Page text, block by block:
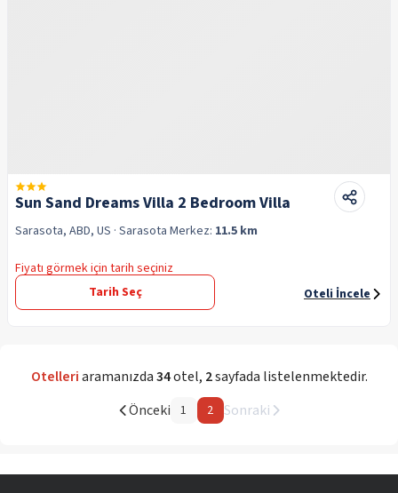
Sun Sand Dreams Villa 2 Bedroom Villa
Sarasota, ABD, US · Sarasota Merkez: 11.5 km
Fiyatı görmek için tarih seçiniz
Tarih Seç
Oteli İncele
Otelleriaramanızda34otel, 2sayfada listelenmektedir.
Önceki 1 2 Sonraki